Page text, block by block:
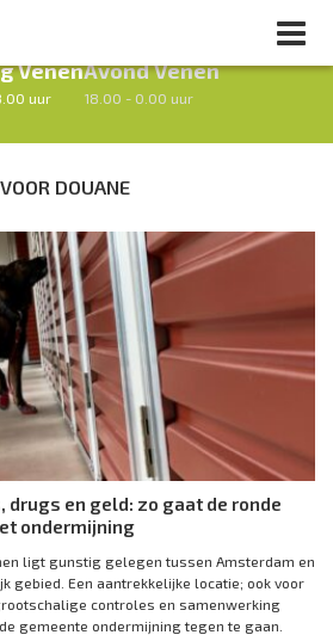
Venen
uur
Avond Venen
18.00 - 0.00 uur
Volgend uur
DOUANE
drugs en geld: zo gaat de ronde
ondermijning
ligt gunstig gelegen tussen Amsterdam en
gebied. Een aantrekkelijke locatie; ook voor
controles en samenwerking
gemeente ondermijning tegen te gaan.